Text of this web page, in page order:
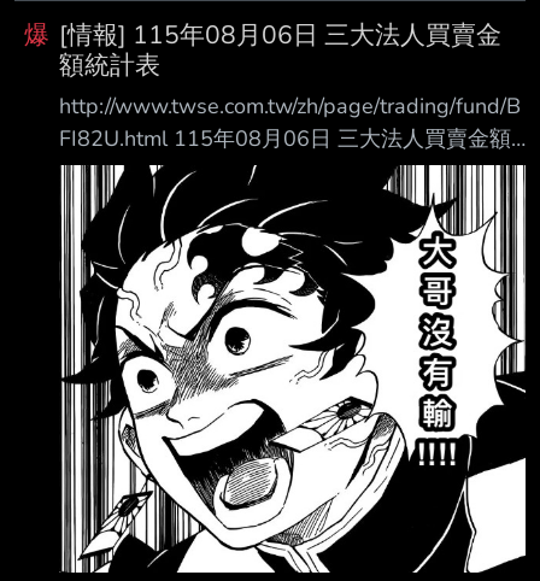
爆 [情報] 115年08月06日 三大法人買賣金
額統計表
http://www.twse.com.tw/zh/page/trading/fund/B
FI82U.html 115年08月06日 三大法人買賣金額
統計表 單位名稱 買進金額(億元) 賣出金額(億元)
買賣差額(億元) 自營商(自行買賣) 107.11
186.16 自營商(避險) 249.75 311.82 投 信
223.97 135.41 +88.55 外資及陸資 3884.58
3864.38 +20.19 外資自營商 0 0 0
================================